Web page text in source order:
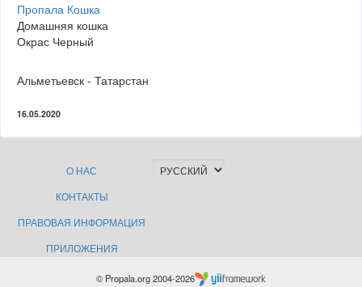
Пропала Кошка
Домашняя кошка
Окрас Черный
Альметьевск - Татарстан
16.05.2020
О НАС
КОНТАКТЫ
ПРАВОВАЯ ИНФОРМАЦИЯ
ПРИЛОЖЕНИЯ
© Propala.org 2004-2026